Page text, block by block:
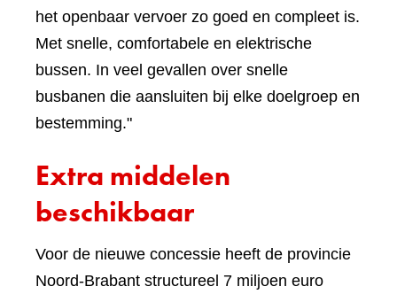
het openbaar vervoer zo goed en compleet is.
Met snelle, comfortabele en elektrische
bussen. In veel gevallen over snelle
busbanen die aansluiten bij elke doelgroep en
bestemming."
Extra middelen
beschikbaar
Voor de nieuwe concessie heeft de provincie
Noord-Brabant structureel 7 miljoen euro